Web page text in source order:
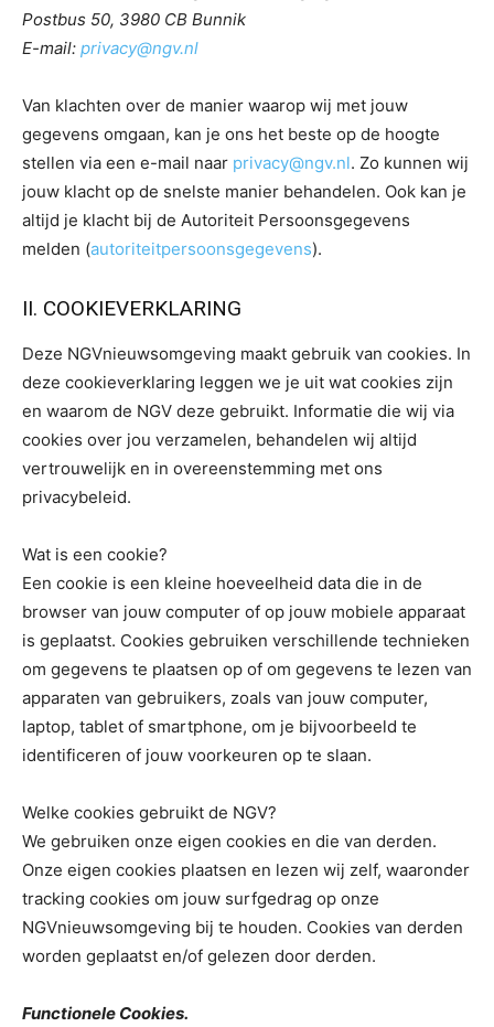
Postbus 50, 3980 CB Bunnik
E-mail: privacy@ngv.nl
Van klachten over de manier waarop wij met jouw
gegevens omgaan, kan je ons het beste op de hoogte
stellen via een e-mail naar privacy@ngv.nl. Zo kunnen wij
jouw klacht op de snelste manier behandelen. Ook kan je
altijd je klacht bij de Autoriteit Persoonsgegevens
melden (autoriteitpersoonsgegevens).
II. COOKIEVERKLARING
Deze NGVnieuwsomgeving maakt gebruik van cookies. In
deze cookieverklaring leggen we je uit wat cookies zijn
en waarom de NGV deze gebruikt. Informatie die wij via
cookies over jou verzamelen, behandelen wij altijd
vertrouwelijk en in overeenstemming met ons
privacybeleid.
Wat is een cookie?
Een cookie is een kleine hoeveelheid data die in de
browser van jouw computer of op jouw mobiele apparaat
is geplaatst. Cookies gebruiken verschillende technieken
om gegevens te plaatsen op of om gegevens te lezen van
apparaten van gebruikers, zoals van jouw computer,
laptop, tablet of smartphone, om je bijvoorbeeld te
identificeren of jouw voorkeuren op te slaan.
Welke cookies gebruikt de NGV?
We gebruiken onze eigen cookies en die van derden.
Onze eigen cookies plaatsen en lezen wij zelf, waaronder
tracking cookies om jouw surfgedrag op onze
NGVnieuwsomgeving bij te houden. Cookies van derden
worden geplaatst en/of gelezen door derden.
Functionele Cookies.